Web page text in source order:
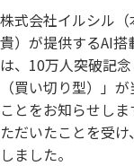
株式会社イルシル
貴）が提供するAI搭
は、10万人突破記
（買い切り型）」
ことをお知らせし
ただいたことを受
しました。